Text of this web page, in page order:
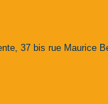
37 bis rue Maurice